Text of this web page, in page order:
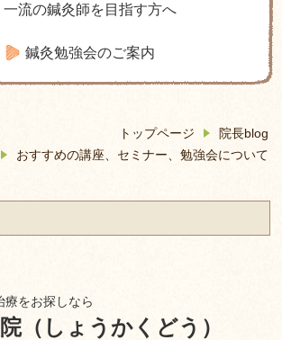
一流の鍼灸師を目指す方へ
鍼灸勉強会のご案内
トップページ
院長blog
おすすめの講座、セミナー、勉強会について
療をお探しなら
（しょうかくどう）